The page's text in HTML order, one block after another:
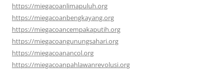
https://miegacoanlimapuluh.org
https://miegacoanbengkayang.org
https://miegacoancempakaputih.org
https://miegacoangunungsahari.org
https://miegacoanancol.org
https://miegacoanpahlawanrevolusi.org